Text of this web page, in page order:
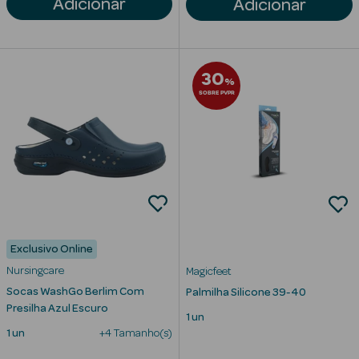
Corporais
Hidratantes
Séruns Faciais
Contorno de
Adicionar Adicionar
Exclusivo Online
Nursingcare
Socas WashGo Berlim Com
Presilha Azul Escuro
1 un +4 Tamanho(s)
30%
SOBRE PVPR
Magicfeet
Palmilha Silicone 39-40
1 un